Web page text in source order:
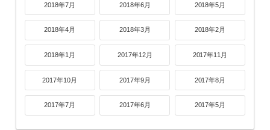
2018年7月 2018年6月 2018年5月
2018年4月 2018年3月 2018年2月
2018年1月 2017年12月 2017年11月
2017年10月 2017年9月 2017年8月
2017年7月 2017年6月 2017年5月